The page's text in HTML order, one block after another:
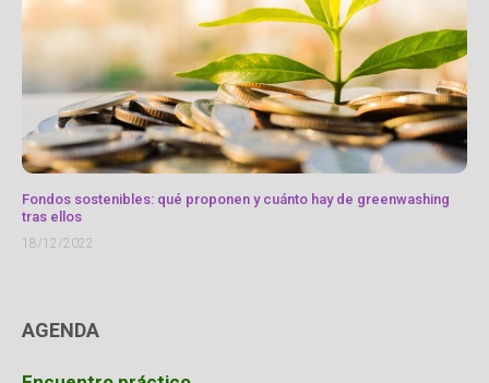
Fondos sostenibles: qué proponen y cuánto hay de greenwashing
tras ellos
18/12/2022
AGENDA